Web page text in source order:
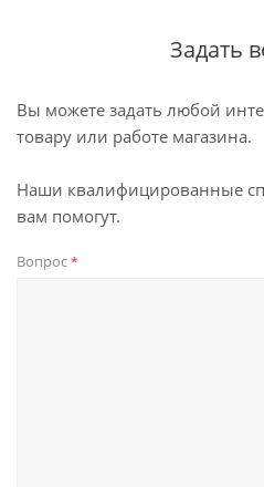
Задать
Вы можете задать любой
товару или работе магазина.
Наши квалифицированные
вам помогут.
Вопрос*